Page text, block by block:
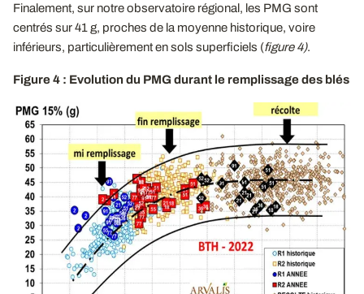
Finalement, sur notre observatoire régional, les PMG sont
centrés sur 41 g, proches de la moyenne historique, voire
inférieurs, particulièrement en sols superficiels (figure 4).
Figure 4 : Evolution du PMG durant le remplissage des blés